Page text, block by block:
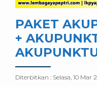
PAKET
+
Diterbitkan : Selasa, 10 Mar